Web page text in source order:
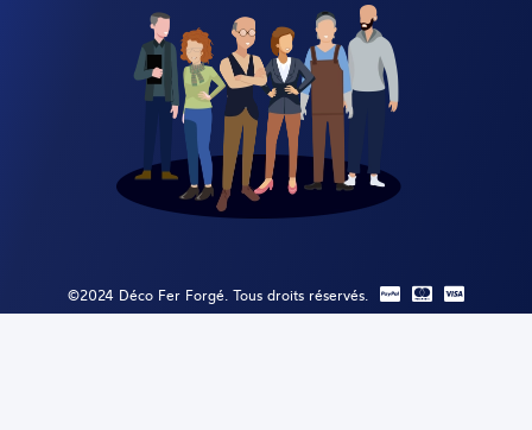
©2024 Déco Fer Forgé. Tous droits réservés.